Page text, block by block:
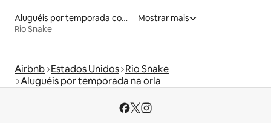
Aluguéis por temporada com acesso à praia
Rio Snake
Mostrar mais
Airbnb Estados Unidos Rio Snake
Aluguéis por temporada na orla